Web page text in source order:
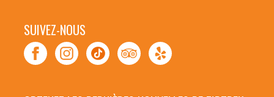
SUIVEZ-NOUS